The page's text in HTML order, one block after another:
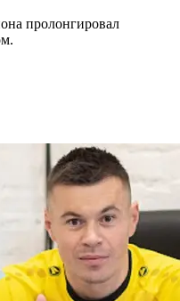
пролонгировал